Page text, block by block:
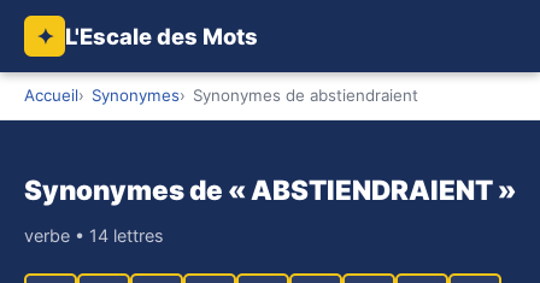
✦ L'Escale des Mots
Accueil Synonymes Synonymes de abstiendraient
Synonymes de « ABSTIENDRAIENT »
verbe • 14 lettres